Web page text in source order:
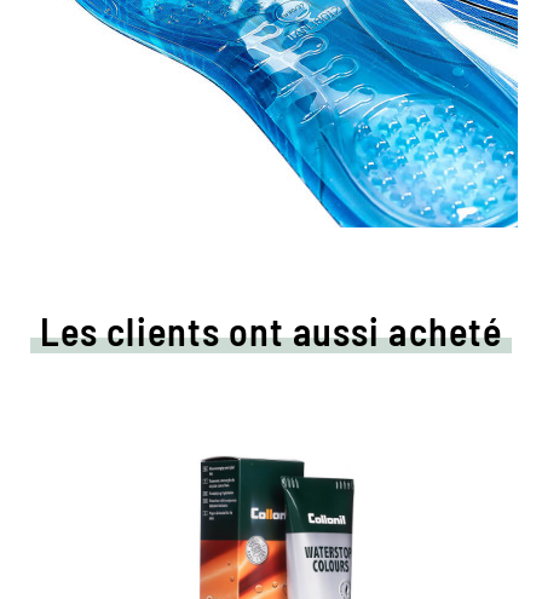
Les clients ont aussi acheté
Crème de couleur colorée
et d'imprégnation